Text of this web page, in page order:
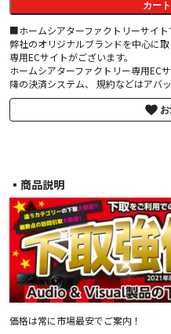
カー
■ホームシアターファクトリーサイ
弊社のオリジナルブランドを中心に
専用ECサイトがございます。
ホームシアターファクトリー専用EC
降の決済システム、 規約などはアバ
▪︎商品説明
価格は常に市場最安でご案内！